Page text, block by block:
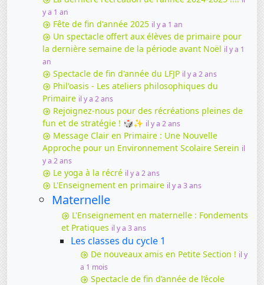
y a 1 an
Fête de fin d'année 2025 il y a 1 an
Un spectacle offert aux élèves de primaire pour
la dernière semaine de la période avant Noël il y a 1
an
Spectacle de fin d'année du LFJP il y a 2 ans
Phil'oasis - Les ateliers philosophiques du
Primaire il y a 2 ans
Rejoignez-nous pour des récréations pleines de
fun et de stratégie ! 🎲✨ il y a 2 ans
Message Clair en Primaire : Une Nouvelle
Approche pour un Environnement Scolaire Serein il
y a 2 ans
Le yoga à la récré il y a 2 ans
L'Enseignement en primaire il y a 3 ans
Maternelle
L'Enseignement en maternelle : Fondements
et Pratiques il y a 3 ans
Les classes du cycle 1
De nouveaux amis en Petite Section ! il y
a 1 mois
Spectacle de fin d’année de l’école